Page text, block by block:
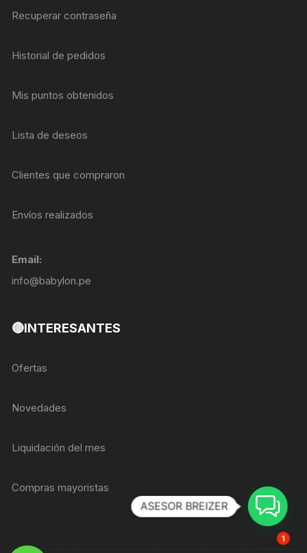
Recuperar contraseña
Historial de pedidos
Mis puntos obtenidos
Lista de deseos
Clientes que compraron
Envíos realizados
Email:
info@babylon.pe
🔴INTERESANTES
Ofertas
Novedades
Liquidación del mes
Compras mayoristas
ASESOR BREIZER
1